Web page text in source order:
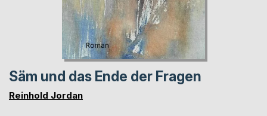
Säm und das Ende der Fragen
Reinhold Jordan